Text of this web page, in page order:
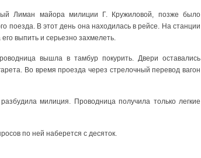
Лиман майора милиции Г. Кружиловой, позже было
поезда. В этот день она находилась в рейсе. На станции
выпить и серьезно захмелеть.
вышла в тамбур покурить. Двери оставались
Во время проезда через стрелочный перевод вагон
милиция. Проводница получила только легкие
по ней наберется с десяток.